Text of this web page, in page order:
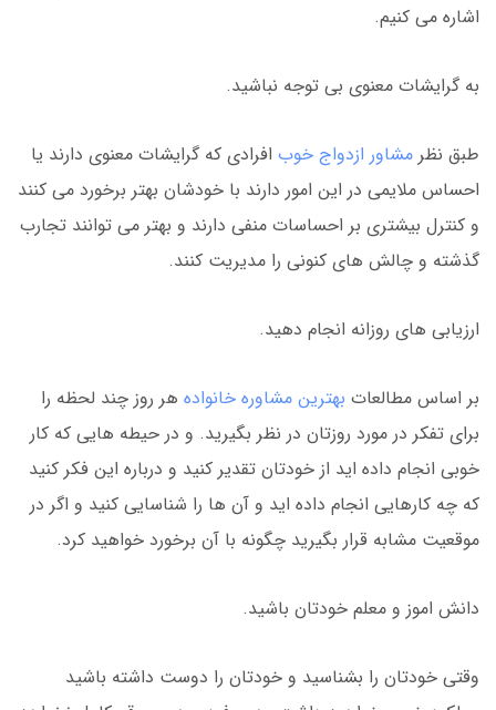
اشاره می کنیم.
به گرایشات معنوی بی توجه نباشید.
طبق نظر مشاور ازدواج خوب افرادی که گرایشات معنوی دارند یا
احساس ملایمی در این امور دارند با خودشان بهتر برخورد می کنند
و کنترل بیشتری بر احساسات منفی دارند و بهتر می توانند تجارب
گذشته و چالش های کنونی را مدیریت کنند.
ارزیابی های روزانه انجام دهید.
بر اساس مطالعات بهترین مشاوره خانواده هر روز چند لحظه را
برای تفکر در مورد روزتان در نظر بگیرید. و در حیطه هایی که کار
خوبی انجام داده اید از خودتان تقدیر کنید و درباره این فکر کنید
که چه کارهایی انجام داده اید و آن ها را شناسایی کنید و اگر در
موقعیت مشابه قرار بگیرید چگونه با آن برخورد خواهید کرد.
دانش اموز و معلم خودتان باشید.
وقتی خودتان را بشناسید و خودتان را دوست داشته باشید